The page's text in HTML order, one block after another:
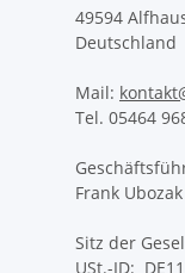
49594
Deutschland
Mail:
Tel. 05464
Frank Ubozak
Sitz der
USt.-ID: